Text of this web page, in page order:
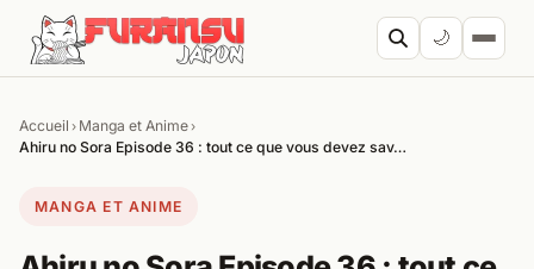
Aller au contenu
🌙
Accueil › Manga et Anime›
Ahiru no Sora Episode 36 : tout ce que vous devez sav…
MANGA ET ANIME